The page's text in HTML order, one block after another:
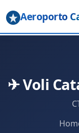
Aeroporto
✈ Voli